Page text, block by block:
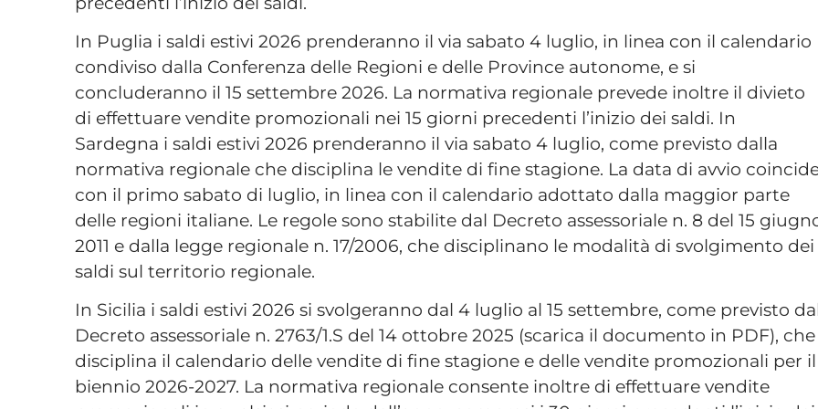
In Puglia i saldi estivi 2026 prenderanno il via sabato 4 luglio, in linea con il calendario
condiviso dalla Conferenza delle Regioni e delle Province autonome, e si
concluderanno il 15 settembre 2026. La normativa regionale prevede inoltre il divieto
di effettuare vendite promozionali nei 15 giorni precedenti l’inizio dei saldi. In
Sardegna i saldi estivi 2026 prenderanno il via sabato 4 luglio, come previsto dalla
normativa regionale che disciplina le vendite di fine stagione. La data di avvio
con il primo sabato di luglio, in linea con il calendario adottato dalla maggior parte
delle regioni italiane. Le regole sono stabilite dal Decreto assessoriale n. 8 del 15
2011 e dalla legge regionale n. 17/2006, che disciplinano le modalità di svolgimento dei
saldi sul territorio regionale.
In Sicilia i saldi estivi 2026 si svolgeranno dal 4 luglio al 15 settembre, come previsto
Decreto assessoriale n. 2763/1.S del 14 ottobre 2025 (scarica il documento in PDF), che
disciplina il calendario delle vendite di fine stagione e delle vendite promozionali per il
biennio 2026-2027. La normativa regionale consente inoltre di effettuare vendite